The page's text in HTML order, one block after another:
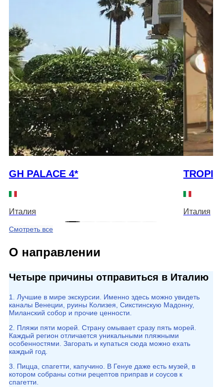
GH PALACE 4*
Италия Италия
Смотреть все
О направлении
Четыре причины отправиться в Италию
1. Лучшие в мире экскурсии. Именно здесь можно увидеть
каналы Венеции, руины Колизея, Сикстинскую Мадонну,
Миланский собор и прочие ценности.
2. Пляжи пяти морей. Страну омывает сразу пять морей.
Каждый регион отличается уникальными пляжными
особенностями. Загорать и купаться сюда можно ехать
каждый год.
3. Пицца, спагетти, капучино. В Генуе даже есть музей, в
котором собраны сотни рецептов приправ и соусов к
спагетти.